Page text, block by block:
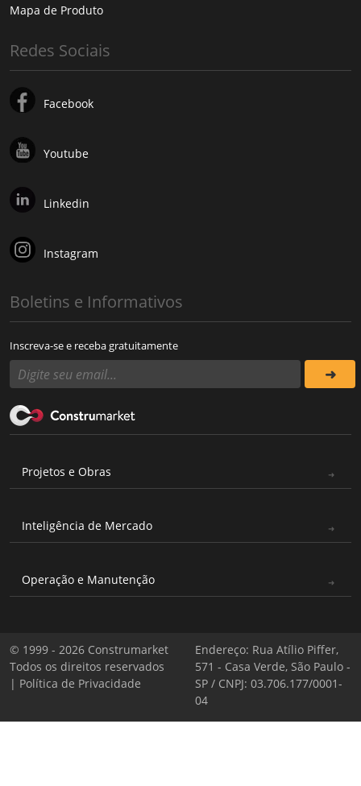
Mapa de Produto
Redes Sociais
Facebook
Youtube
Linkedin
Instagram
Boletins e Informativos
Inscreva-se e receba gratuitamente
Projetos e Obras
Inteligência de Mercado
Operação e Manutenção
© 1999 - 2026 Construmarket
Todos os direitos reservados
| Política de Privacidade
Endereço: Rua Atílio Piffer,
571 - Casa Verde, São Paulo -
SP / CNPJ: 03.706.177/0001-
04